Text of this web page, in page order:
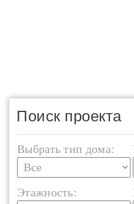
Поиск проекта
Выбрать тип дома:
Этажность: